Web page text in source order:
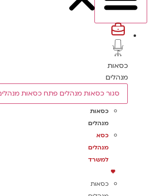
כסאות
מנהלים
סגור כסאות מנהלים פתח כסאות
כסאות
מנהלים
כסא
מנהלים
למשרד
כסאות